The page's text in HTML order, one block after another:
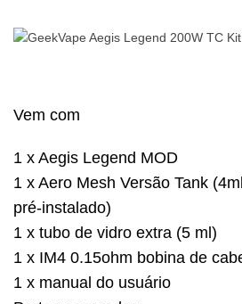
Vem com
1 x Aegis Legend MOD
1 x Aero Mesh Versão Tank
pré-instalado)
1 x tubo de vidro extra (5 ml)
1 x IM4 0.15ohm bobina de
1 x manual do usuário